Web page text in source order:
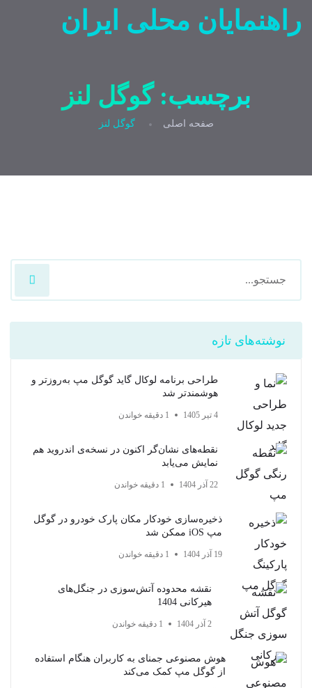
راهنمایان محلی ایران
برچسب:گوگل لنز
صفحه اصلی گوگل لنز
نوشته‌های تازه
طراحی برنامه لوکال گاید گوگل مپ به‌روزتر و
هوشمندتر شد
4 تیر 1405 1 دقیقه خواندن
نقطه‌های نشان‌گر اکنون در نسخه‌ی اندروید هم
نمایش می‌یابد
22 آذر 1404 1 دقیقه خواندن
ذخیره‌سازی خودکار مکان پارک خودرو در گوگل
مپ iOS ممکن شد
19 آذر 1404 1 دقیقه خواندن
نقشه محدوده آتش‌سوزی در جنگل‌های
هیرکانی 1404
2 آذر 1404 1 دقیقه خواندن
هوش مصنوعی جمنای به کاربران هنگام استفاده
از گوگل مپ کمک می‌کند